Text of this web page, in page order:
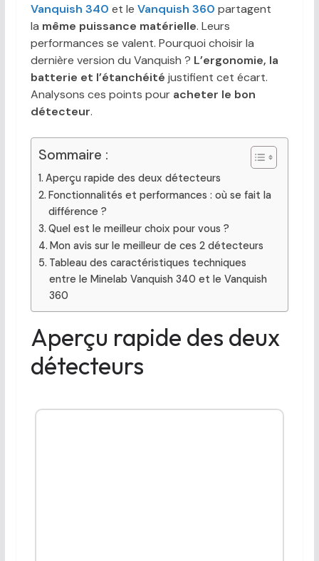
Vanquish 340 et le Vanquish 360 partagent
la même puissance matérielle. Leurs
performances se valent. Pourquoi choisir la
dernière version du Vanquish ? L’ergonomie, la
batterie et l’étanchéité justifient cet écart.
Analysons ces points pour acheter le bon
détecteur.
Sommaire :
Aperçu rapide des deux détecteurs
Fonctionnalités et performances : où se fait la
différence ?
Quel est le meilleur choix pour vous ?
Mon avis sur le meilleur de ces 2 détecteurs
Tableau des caractéristiques techniques
entre le Minelab Vanquish 340 et le Vanquish
360
Aperçu rapide des deux
détecteurs